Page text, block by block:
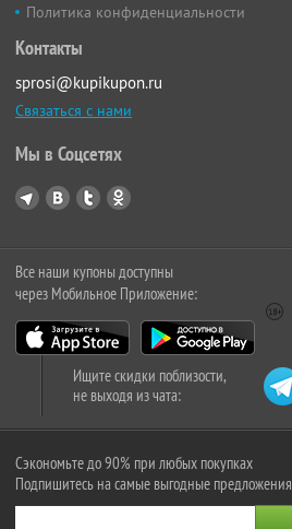
Политика конфиденциальности
Контакты
sprosi@kupikupon.ru
Связаться с нами
Мы в Соцсетях
Все наши купоны доступны
через Мобильное Приложение:
Ищите скидки поблизости,
не выходя из чата:
Сэкономьте до 90% при любых покупках
Подпишитесь на самые выгодные предложения